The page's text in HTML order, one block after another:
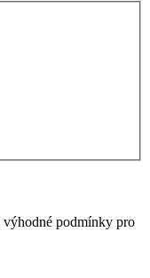
výhodné podmínky pro